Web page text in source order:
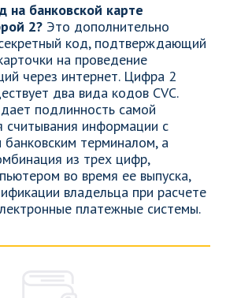
на банковской карте
2? Это дополнительно
код, подтверждающий
на проведение
через интернет. Цифра 2
два вида кодов CVC.
подлинность самой
считывания информации с
терминалом, а
из трех цифр,
во время ее выпуска,
владельца при расчете
платежные системы.